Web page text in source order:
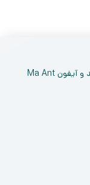
نرم افزار شماتیک و نقشه خوانی اندروید و آیفون Ma Ant